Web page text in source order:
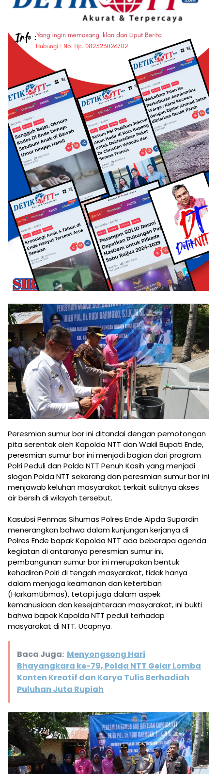
Peresmian sumur bor ini ditandai dengan pemotongan
pita serentak oleh Kapolda NTT dan Wakil Bupati Ende,
peresmian sumur bor ini menjadi bagian dari program
Polri Peduli dan Polda NTT Penuh Kasih yang menjadi
slogan Polda NTT sekarang dan peresmian sumur bor ini
menjawab keluhan masyarakat terkait sulitnya akses
air bersih di wilayah tersebut.
​Kasubsi Penmas Sihumas Polres Ende Aipda Supardin
menerangkan bahwa dalam kunjungan kerjanya di
Polres Ende bapak Kapolda NTT ada beberapa agenda
kegiatan di antaranya peresmian sumur ini,
pembangunan sumur bor ini merupakan bentuk
kehadiran Polri di tengah masyarakat, tidak hanya
dalam menjaga keamanan dan ketertiban
(Harkamtibmas), tetapi juga dalam aspek
kemanusiaan dan kesejahteraan masyarakat, ini bukti
bahwa bapak Kapolda NTT peduli terhadap
masyarakat di NTT. Ucapnya.
Baca Juga: Menyongsong Hari
Bhayangkara ke-79, Polda NTT Gelar Lomba
Konten Kreatif dan Karya Tulis Berhadiah
Puluhan Juta Rupiah